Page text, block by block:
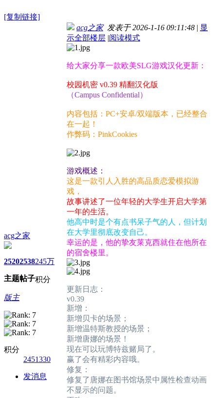
[复制链接]
acg之家
2520
主题
2538
帖子
245万
积分
版主
积分
2451330
发消息
acg之家发表于 2026-1-16 09:11:48 | 显
示全部楼层 |阅读模式
给大家分享一款欧美SLG游戏汉化更新：
校园机密 v0.39 精翻汉化版
（Campus Confidential）
内容包括：PC+安卓/双端版本，已经整合
在一起！
作弊码：PinkCookies
游戏概述：
这是一款引人入胜的高品质恋爱模拟游
戏，
故事讲述了一位年轻的大学生开启大学第
一年的生活。
他高中时是个有点书呆子气的人，但计划
在大学里彻底改变自己。
幸运的是，他的挚友莱克西就住在他所在
的宿舍楼里。
更新日志：
v0.39
新增：
新增贝卡的场景；
新增温特斯教授的场景；
新增唐娜的场景！
现在可以玩博特兹赌局了。
赢了会有精彩内容哦。
修复：
修复了唐娜在图书馆场景中属性检查动画
不显示的问题。